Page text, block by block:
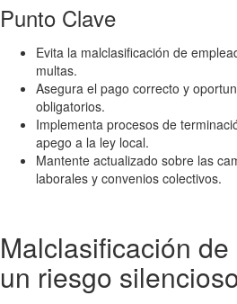
Punto Clave
Evita la malclasificación de
multas.
Asegura el pago correcto y
obligatorios.
Implementa procesos de
apego a la ley local.
Mantente actualizado sobre las
laborales y convenios colectivos.
Malclasificación
un riesgo